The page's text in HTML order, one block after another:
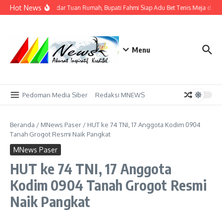
Lewati ke konten
Hot NewsTak Sekadar Tuan Rumah, Bupati Fahmi Siap Adu Bet Tenis Meja
Menu
Pedoman Media Siber Redaksi MNEWS
Beranda / MNews Paser / HUT ke 74 TNI, 17 Anggota Kodim 0904
Tanah Grogot Resmi Naik Pangkat
MNews Paser
HUT ke 74 TNI, 17 Anggota
Kodim 0904 Tanah Grogot Resmi
Naik Pangkat